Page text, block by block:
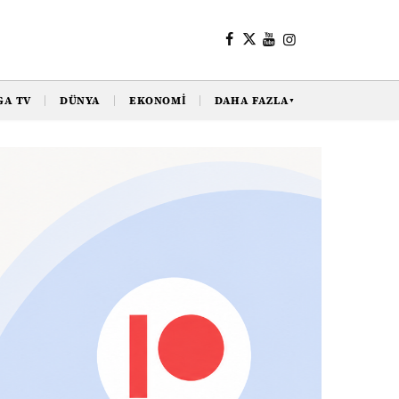
TV DÜNYA EKONOMI DAHA FAZLA▼